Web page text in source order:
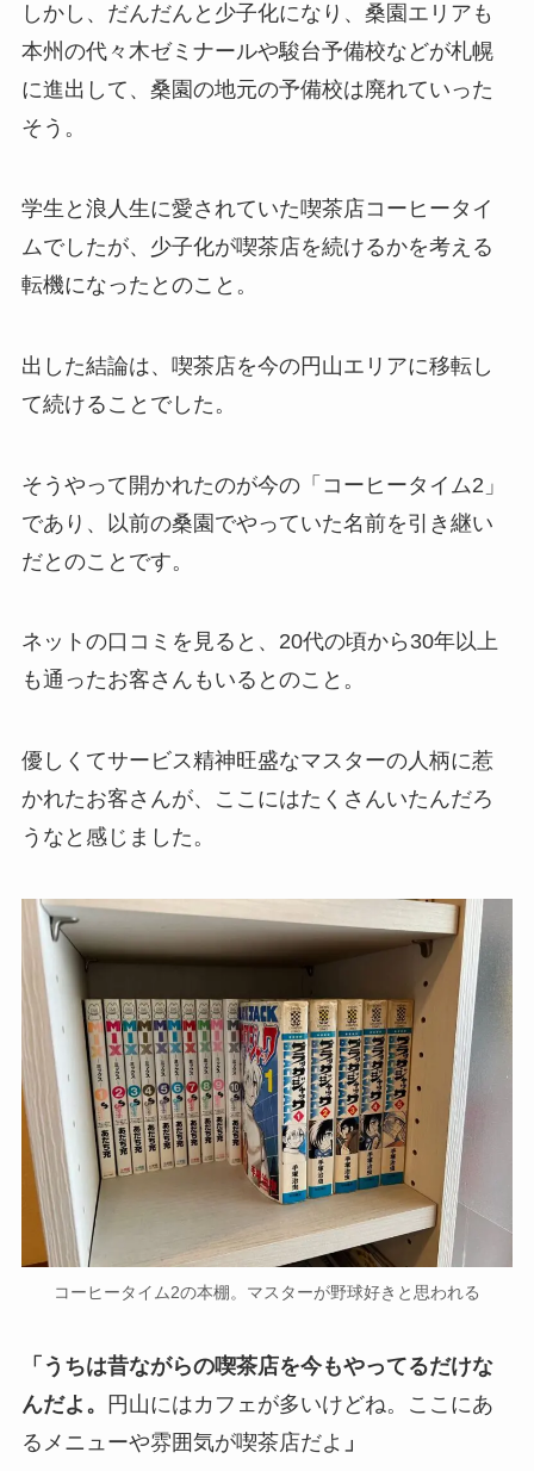
しかし、だんだんと少子化になり、桑園エリアも
本州の代々木ゼミナールや駿台予備校などが札幌
に進出して、桑園の地元の予備校は廃れていった
そう。
学生と浪人生に愛されていた喫茶店コーヒータイ
ムでしたが、少子化が喫茶店を続けるかを考える
転機になったとのこと。
出した結論は、喫茶店を今の円山エリアに移転し
て続けることでした。
そうやって開かれたのが今の「コーヒータイム2」
であり、以前の桑園でやっていた名前を引き継い
だとのことです。
ネットの口コミを見ると、20代の頃から30年以上
も通ったお客さんもいるとのこと。
優しくてサービス精神旺盛なマスターの人柄に惹
かれたお客さんが、ここにはたくさんいたんだろ
うなと感じました。
コーヒータイム2の本棚。マスターが野球好きと思われる
「うちは昔ながらの喫茶店を今もやってるだけな
んだよ。
円山にはカフェが多いけどね。ここにあ
るメニューや雰囲気が喫茶店だよ 」